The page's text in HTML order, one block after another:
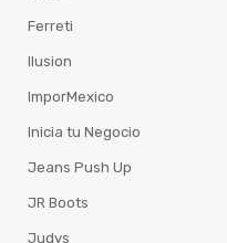
Ferreti
Ilusion
ImporMexico
Inicia tu Negocio
Jeans Push Up
JR Boots
Judys